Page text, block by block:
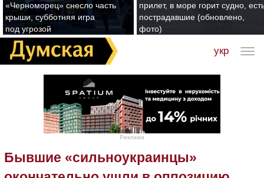
«Черноморец» снесло часть
крыши, субботняя игра
под угрозой
прилет, в море горит судно,
пострадавшие (обновлено,
фото)
укр
Реклама
Бывшие «сильноукраинцы»